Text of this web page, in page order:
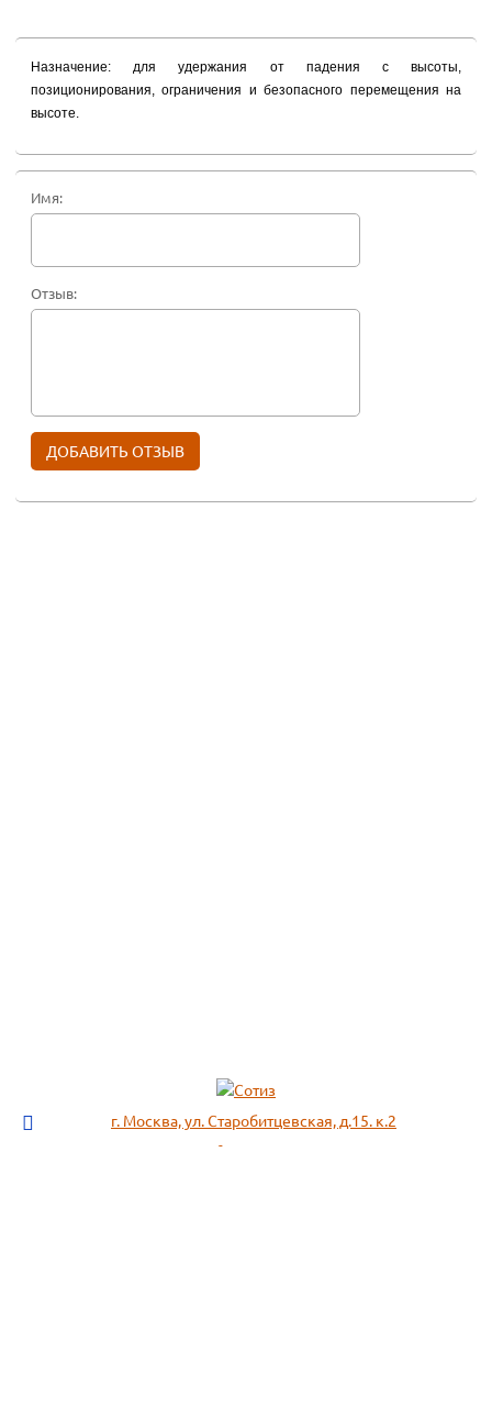
Назначение: для удержания от падения с высоты,
позиционирования, ограничения и безопасного перемещения на
высоте.
Имя:
Отзыв:
г. Москва, ул. Старобитцевская, д.15. к.2
info@sotizz.ru